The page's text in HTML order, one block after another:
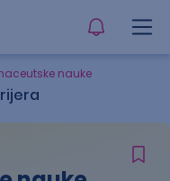
nauke